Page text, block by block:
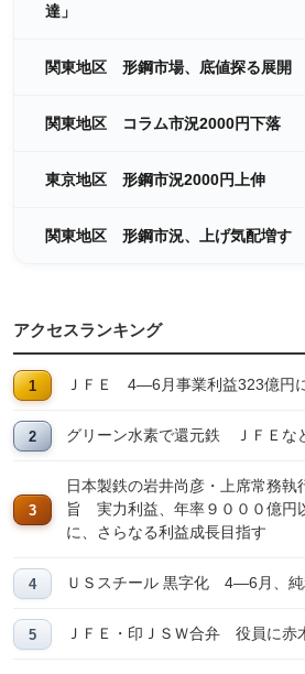
達」
関東地区 形鋼市場、底値探る展開
関東地区 コラム市況2000円下落
東京地区 形鋼市況2000円上伸
関東地区 形鋼市況、上げ気配増す
アクセスランキング
ＪＦＥ 4―6月事業利益323億円
グリーン水素で還元鉄 ＪＦＥな
日本製鉄の岩井尚彦・上席常務執
旨 実力利益、年率９０００億
に、さらなる利益成長目指す
ＵＳスチール 黒字化 4―6月、純
ＪＦＥ・印ＪＳＷ合弁 役員に赤